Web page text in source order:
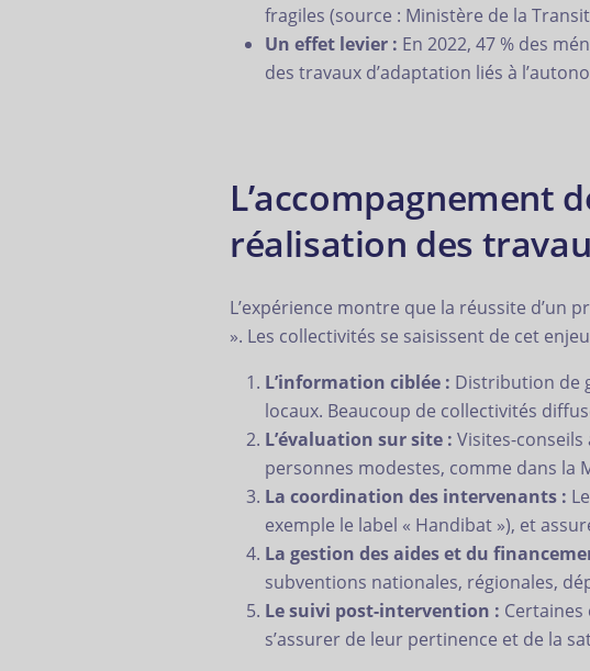
fragiles (source : Ministère de la
Un effet levier : En 2022, 47 % des
des travaux d’adaptation liés à
L’accompagnement
réalisation des
L’expérience montre que la réussite d’un
». Les collectivités se saisissent de cet
L’information ciblée : Distribution de
locaux. Beaucoup de collectivités
L’évaluation sur site : Visites-
personnes modestes, comme dans la
La coordination des intervenants :
exemple le label « Handibat »), et
La gestion des aides et du
subventions nationales, régionales,
Le suivi post-intervention :
s’assurer de leur pertinence et de la